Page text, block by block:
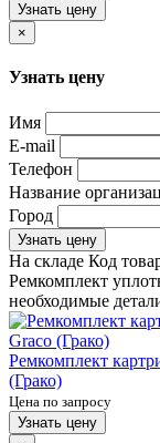
Узнать цену
×
Узнать цену
Имя
E-mail
Телефон
Название
Город
Узнать цену
На складе Код
Ремкомплект
необходимые
Ремкомплект
(Грако)
Цена по запросу
Узнать цену